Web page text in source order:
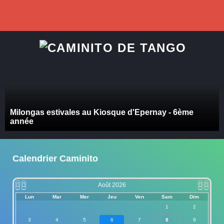
Milongas estivales au Kiosque d'Epernay - 6ème
année
Calendrier Caminito
Août 2026
Lun Mar Mer Jeu Ven Sam
Dim
1
2
3 4 5 6 7 8 9